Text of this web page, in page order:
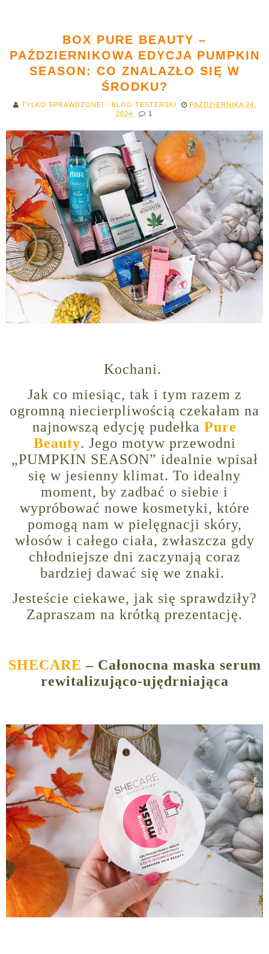
BOX PURE BEAUTY –
PAŹDZIERNIKOWA EDYCJA PUMPKIN
SEASON: CO ZNALAZŁO SIĘ W
ŚRODKU?
TYLKO SPRAWDZONE! - BLOG TESTERSKI
PAŹDZIERNIKA 24,
2024
1
Kochani.
Jak co miesiąc, tak i tym razem z
ogromną niecierpliwością czekałam na
najnowszą edycję pudełka Pure
Beauty. Jego motyw przewodni
„PUMPKIN SEASON” idealnie wpisał
się w jesienny klimat. To idealny
moment, by zadbać o siebie i
wypróbować nowe kosmetyki, które
pomogą nam w pielęgnacji skóry,
włosów i całego ciała, zwłaszcza gdy
chłodniejsze dni zaczynają coraz
bardziej dawać się we znaki.
Jesteście ciekawe, jak się sprawdziły?
Zapraszam na krótką prezentację.
SHECARE – Całonocna maska serum
rewitalizująco-ujędrniająca